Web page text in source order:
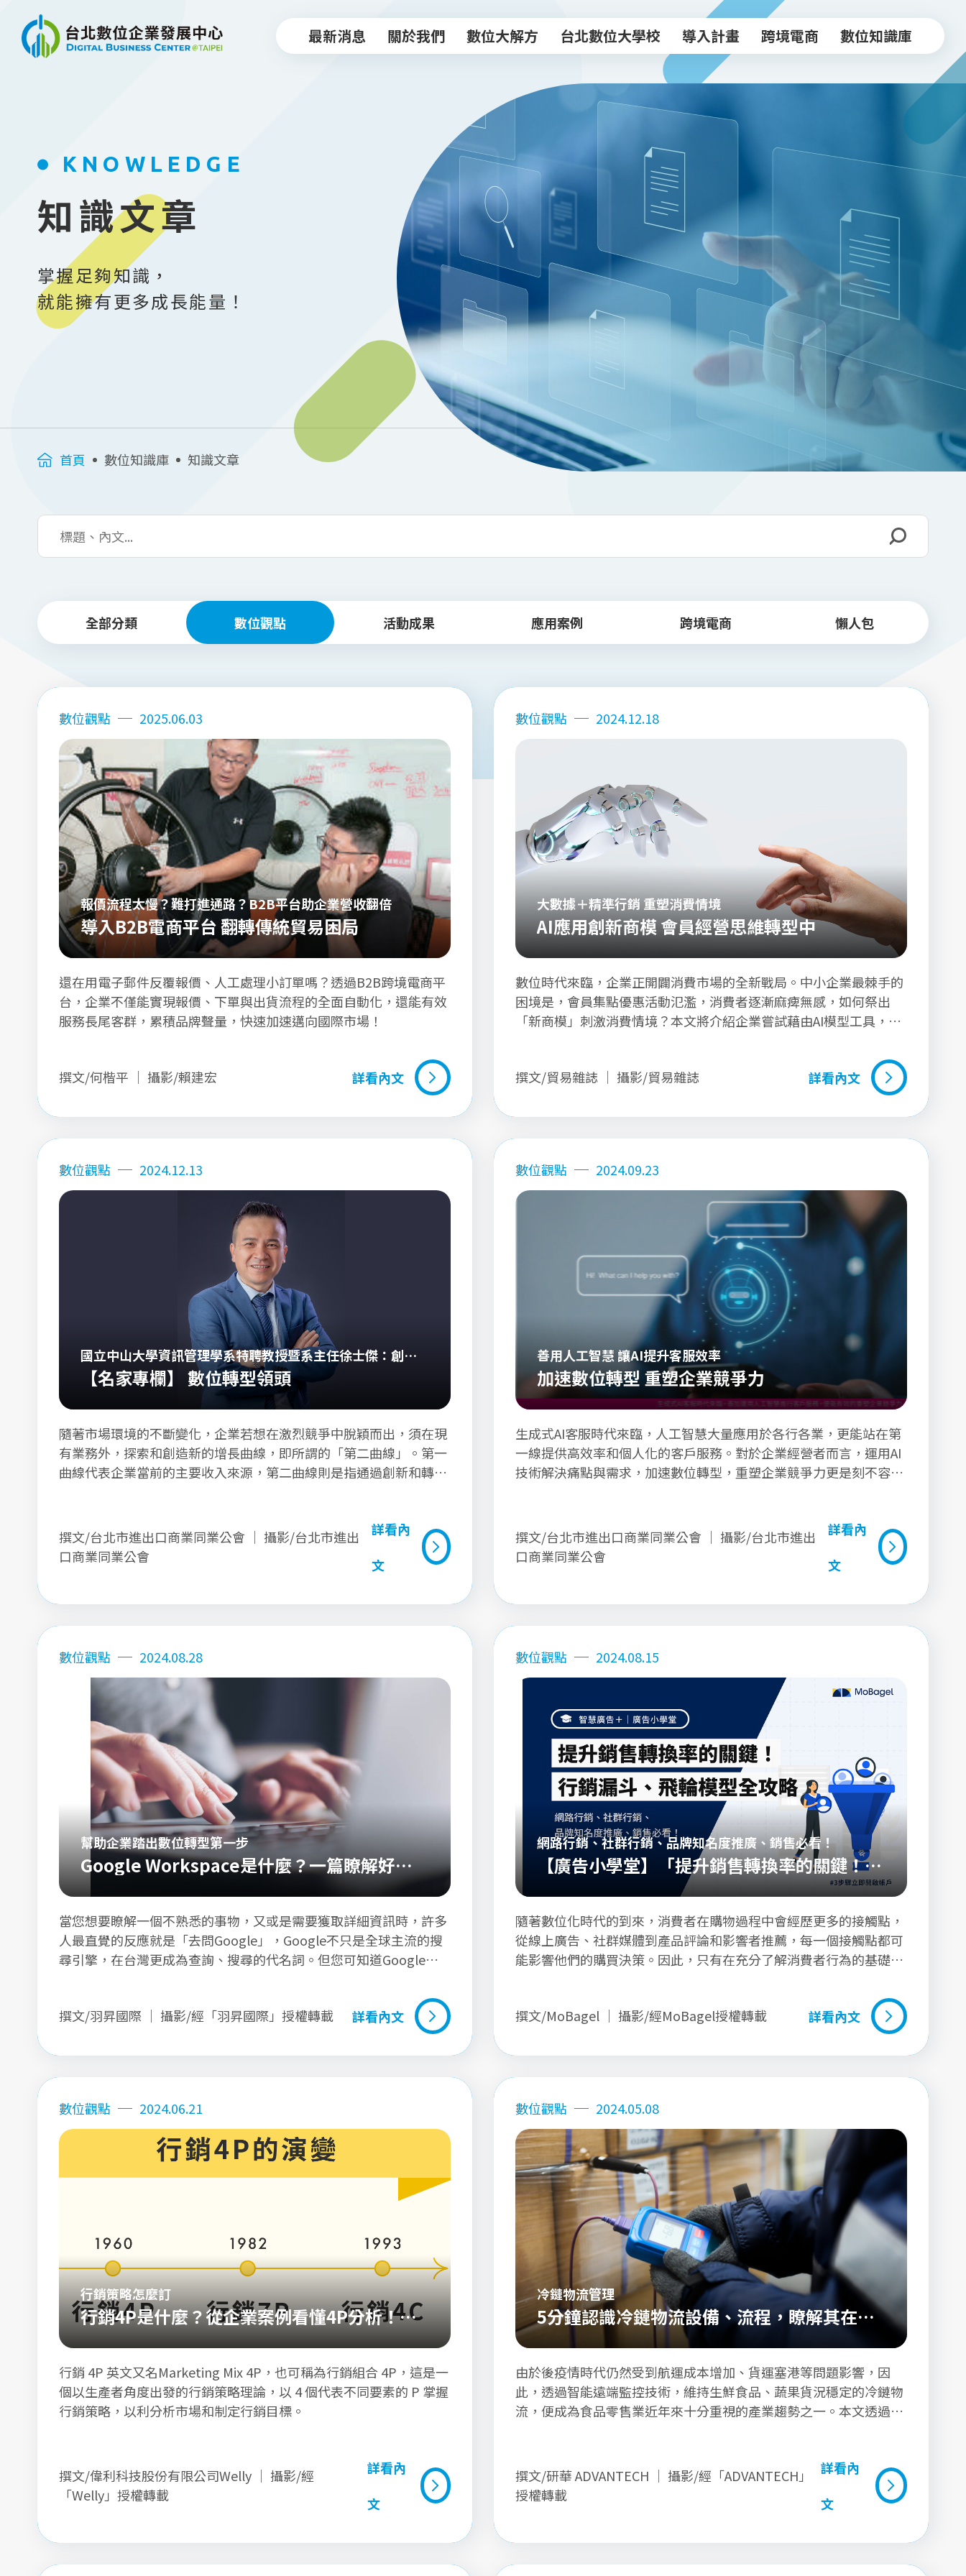
跳到主要內容
最新消息
關於我們
數位大解方
數位轉型諮商室
專業顧問團
數位補給站
台北數位大學校
導入計畫
導入計畫
實體店家導入計畫
跨境驗證輔導計畫
跨境電商
數位知識庫
活動影音
KNOWLEDGE
知識文章
掌握足夠知識，
就能擁有更多成長能量！
首頁 數位知識庫 知識文章
全部分類 數位觀點 活動成果 應用案例 跨境電商 懶人包
數位觀點 2025.06.03
報價流程太慢？難打進通路？B2B平台助企業營收翻倍
導入B2B電商平台 翻轉傳統貿易困局
還在用電子郵件反覆報價、人工處理小訂單嗎？透過B2B跨境電商平
台，企業不僅能實現報價、下單與出貨流程的全面自動化，還能有效
服務長尾客群，累積品牌聲量，快速加速邁向國際市場！
撰文/何楷平 ｜ 攝影/賴建宏
詳看內文
詳看內文
數位觀點 2024.12.18
大數據＋精準行銷 重塑消費情境
AI應用創新商模 會員經營思維轉型中
數位時代來臨，企業正開闢消費市場的全新戰局。中小企業最棘手的
困境是，會員集點優惠活動氾濫，消費者逐漸麻痺無感，如何祭出
「新商模」刺激消費情境？本文將介紹企業嘗試藉由AI模型工具，模
撰文/貿易雜誌 ｜ 攝影/貿易雜誌
詳看內文
詳看內文
數位觀點 2024.12.13
國立中山大學資訊管理學系特聘教授暨系主任徐士傑：創造
企業突破性成長曲線
【名家專欄】 數位轉型領頭
隨著市場環境的不斷變化，企業若想在激烈競爭中脫穎而出，須在現
有業務外，探索和創造新的增長曲線，即所謂的「第二曲線」。第一
曲線代表企業當前的主要收入來源，第二曲線則是指通過創新和轉
撰文/台北市進出口商業同業公會 ｜ 攝影/台北市進出
口商業同業公會
詳看內
文
詳看內文
數位觀點 2024.09.23
善用人工智慧 讓AI提升客服效率
加速數位轉型 重塑企業競爭力
生成式AI客服時代來臨，人工智慧大量應用於各行各業，更能站在第
一線提供高效率和個人化的客戶服務。對於企業經營者而言，運用AI
技術解決痛點與需求，加速數位轉型，重塑企業競爭力更是刻不容
撰文/台北市進出口商業同業公會 ｜ 攝影/台北市進出
口商業同業公會
詳看內
文
詳看內文
數位觀點 2024.08.28
幫助企業踏出數位轉型第一步
Google Workspace是什麼？一篇瞭解好處
與優勢
當您想要瞭解一個不熟悉的事物，又或是需要獲取詳細資訊時，許多
人最直覺的反應就是「去問Google」，Google不只是全球主流的搜
尋引擎，在台灣更成為查詢、搜尋的代名詞。但您可知道Google除
Google Workspace是什麼？企業使用Google Workspace有什麼好
處與優勢？本文將帶您一起瞭解Google Workspace，以更敏捷的工
撰文/羽昇國際 ｜ 攝影/經「羽昇國際」授權轉載
詳看內文
詳看內文
數位觀點 2024.08.15
網路行銷、社群行銷、品牌知名度推廣、銷售必看！
【廣告小學堂】「提升銷售轉換率的關鍵！行
銷漏斗、飛輪模型全攻略」
隨著數位化時代的到來，消費者在購物過程中會經歷更多的接觸點，
從線上廣告、社群媒體到產品評論和影響者推薦，每一個接觸點都可
能影響他們的購買決策。因此，只有在充分了解消費者行為的基礎
Model），並探討如何在多變的市場環境中靈活運用這些模型。
撰文/MoBagel ｜ 攝影/經MoBagel授權轉載
詳看內文
詳看內文
數位觀點 2024.06.21
行銷策略怎麼訂
行銷4P是什麼？從企業案例看懂4P分析！一
次學會4P、新4P、4C！
行銷 4P 英文又名Marketing Mix 4P，也可稱為行銷組合 4P，這是一
個以生產者角度出發的行銷策略理論，以 4 個代表不同要素的 P 掌握
行銷策略，以利分析市場和制定行銷目標。
撰文/偉利科技股份有限公司Welly ｜ 攝影/經
「Welly」授權轉載
詳看內
文
詳看內文
數位觀點 2024.05.08
冷鏈物流管理
5分鐘認識冷鏈物流設備、流程，瞭解其在後
疫情時代重要性
由於後疫情時代仍然受到航運成本增加、貨運塞港等問題影響，因
此，透過智能遠端監控技術，維持生鮮食品、蔬果貨況穩定的冷鏈物
流，便成為食品零售業近年來十分重視的產業趨勢之一。本文透過食
要性說明，幫助您認識冷鏈技術如何協助食品製造商、農企業及農民
團體，讓食品在長途運輸期間維持良好的品質。
撰文/研華 ADVANTECH ｜ 攝影/經「ADVANTECH」
授權轉載
詳看內
文
詳看內文